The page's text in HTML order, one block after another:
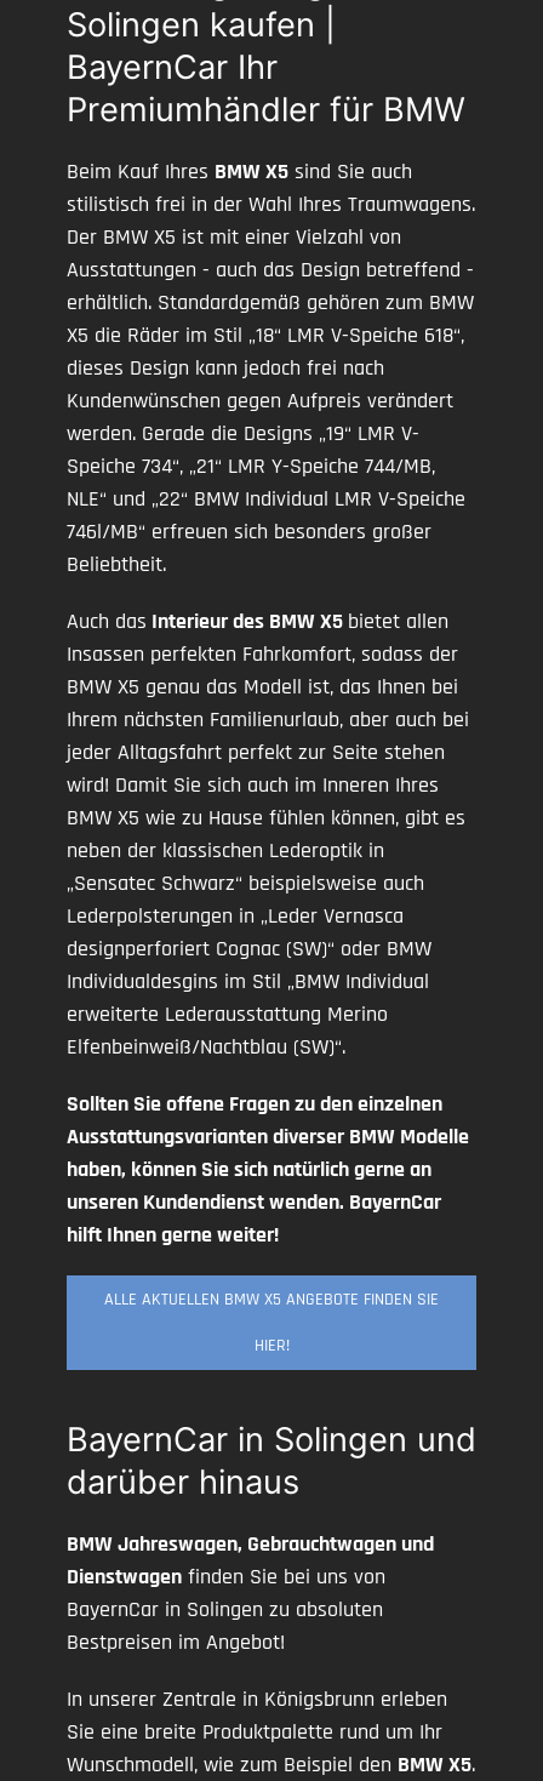
Solingen kaufen |
BayernCar Ihr
Premiumhändler für BMW
Beim Kauf Ihres BMW X5 sind Sie auch
stilistisch frei in der Wahl Ihres Traumwagens.
Der BMW X5 ist mit einer Vielzahl von
Ausstattungen - auch das Design betreffend -
erhältlich. Standardgemäß gehören zum BMW
X5 die Räder im Stil „18“ LMR V-Speiche 618“,
dieses Design kann jedoch frei nach
Kundenwünschen gegen Aufpreis verändert
werden. Gerade die Designs „19“ LMR V-
Speiche 734“, „21“ LMR Y-Speiche 744/MB,
NLE“ und „22“ BMW Individual LMR V-Speiche
746l/MB“ erfreuen sich besonders großer
Beliebtheit.
Auch das Interieur des BMW X5 bietet allen
Insassen perfekten Fahrkomfort, sodass der
BMW X5 genau das Modell ist, das Ihnen bei
Ihrem nächsten Familienurlaub, aber auch bei
jeder Alltagsfahrt perfekt zur Seite stehen
wird! Damit Sie sich auch im Inneren Ihres
BMW X5 wie zu Hause fühlen können, gibt es
neben der klassischen Lederoptik in
„Sensatec Schwarz“ beispielsweise auch
Lederpolsterungen in „Leder Vernasca
designperforiert Cognac (SW)“ oder BMW
Individualdesgins im Stil „BMW Individual
erweiterte Lederausstattung Merino
Elfenbeinweiß/Nachtblau (SW)“.
Sollten Sie offene Fragen zu den einzelnen
Ausstattungsvarianten diverser BMW Modelle
haben, können Sie sich natürlich gerne an
unseren Kundendienst wenden. BayernCar
hilft Ihnen gerne weiter!
ALLE AKTUELLEN BMW X5 ANGEBOTE FINDEN SIE
HIER!
BayernCar in Solingen und
darüber hinaus
BMW Jahreswagen, Gebrauchtwagen und
Dienstwagen finden Sie bei uns von
BayernCar in Solingen zu absoluten
Bestpreisen im Angebot!
In unserer Zentrale in Königsbrunn erleben
Sie eine breite Produktpalette rund um Ihr
Wunschmodell, wie zum Beispiel den BMW X5.